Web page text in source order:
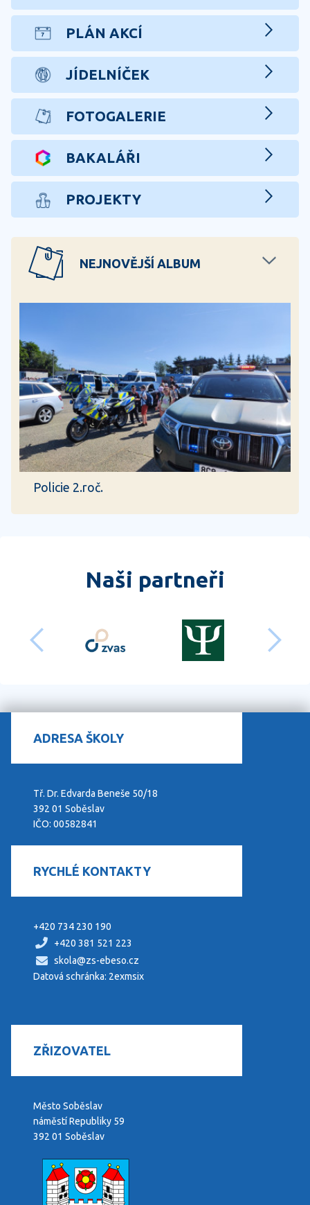
PLÁN AKCÍ
JÍDELNÍČEK
FOTOGALERIE
BAKALÁŘI
PROJEKTY
NEJNOVĚJŠÍ ALBUM
Policie 2.roč.
Naši partneři
ADRESA ŠKOLY
Tř. Dr. Edvarda Beneše 50/18
392 01 Soběslav
IČO: 00582841
RYCHLÉ KONTAKTY
+420 734 230 190
+420 381 521 223
skola@zs-ebeso.cz
Datová schránka: 2exmsix
ZŘIZOVATEL
Město Soběslav
náměstí Republiky 59
392 01 Soběslav